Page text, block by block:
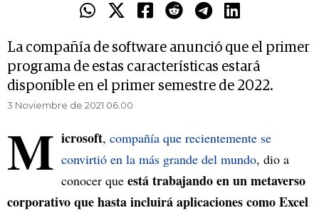
La compañía de software anunció que el primer
programa de estas características estará
disponible en el primer semestre de 2022.
3 Noviembre de 2021 06.00
M icrosoft, compañía que recientemente se
convirtió en la más grande del mundo, dio a
conocer que está trabajando en un metaverso
corporativo que hasta incluirá aplicaciones como Excel